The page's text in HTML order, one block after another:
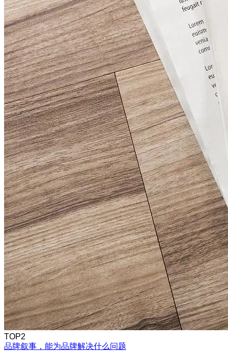
TOP2
品牌叙事，能为品牌解决什么问题